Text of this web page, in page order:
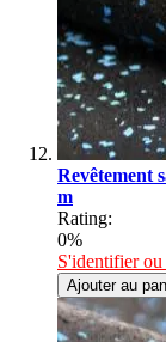
Revêtement
m
Rating:
0%
S'identifier
Ajouter au